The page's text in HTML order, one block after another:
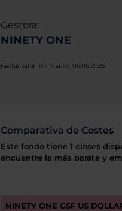
Gestora:
NINETY ONE
Fecha valor liquidativo: 05.06.2025
Comparativa de Costes
Este fondo tiene 1 clases
encuentre la más barata y
NINETY ONE GSF US